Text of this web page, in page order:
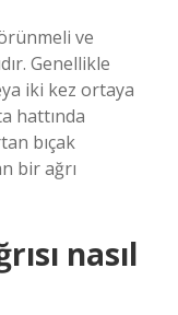
ve
Genellikle
iki kez ortaya
hattında
bıçak
bir ağrı
nasıl